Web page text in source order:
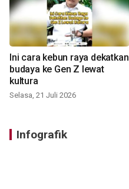
Ini cara kebun raya dekatkan
budaya ke Gen Z lewat
kultura
Selasa, 21 Juli 2026
Infografik